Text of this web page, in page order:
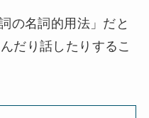
の名詞的用法」だと
だり話したりするこ